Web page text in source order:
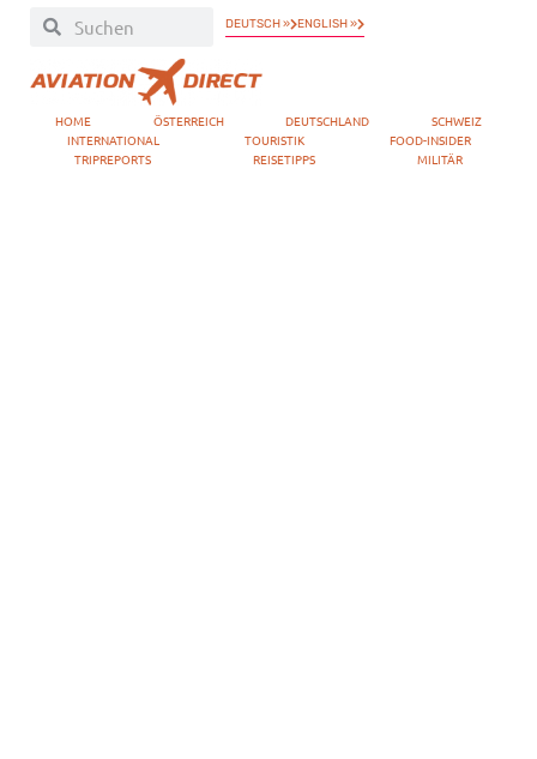
DEUTSCH » ENGLISH »
HOME ÖSTERREICH DEUTSCHLAND
SCHWEIZ
INTERNATIONAL
TOURISTIK
FOOD-INSIDER
TRIPREPORTS
REISETIPPS MILITÄR